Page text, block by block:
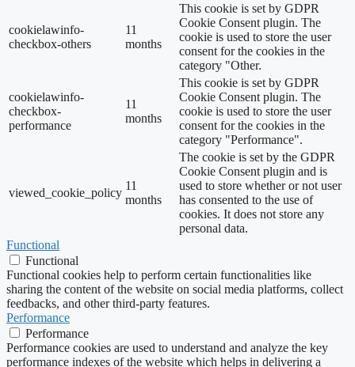
cookielawinfo-
checkbox-others
11
months
This cookie is set by GDPR
Cookie Consent plugin. The
cookie is used to store the user
consent for the cookies in the
category "Other.
cookielawinfo-
checkbox-
performance
11
months
This cookie is set by GDPR
Cookie Consent plugin. The
cookie is used to store the user
consent for the cookies in the
category "Performance".
viewed_cookie_policy
11
months
The cookie is set by the GDPR
Cookie Consent plugin and is
used to store whether or not user
has consented to the use of
cookies. It does not store any
personal data.
Functional
Functional
Functional cookies help to perform certain functionalities like
sharing the content of the website on social media platforms, collect
feedbacks, and other third-party features.
Performance
Performance
Performance cookies are used to understand and analyze the key
performance indexes of the website which helps in delivering a